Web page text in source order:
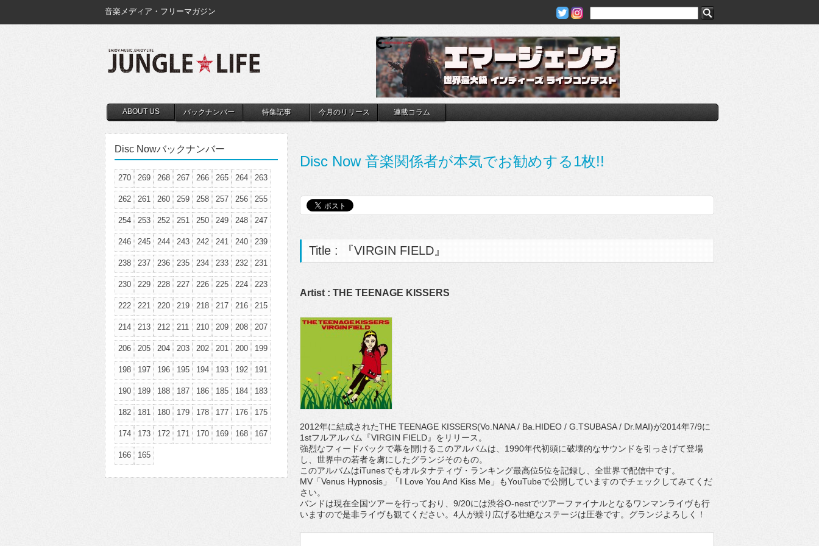
音楽メディア・フリーマガジン
ABOUT US バックナンバー 特集記事 今月のリリース 連載コラム
Disc Now 音楽関係者が本気でお勧めする1枚!!
Title : 『VIRGIN FIELD』
Artist : THE TEENAGE KISSERS
2012年に結成されたTHE TEENAGE KISSERS(Vo.NANA / Ba.HIDEO / G.TSUBASA / Dr.MAI)が2014年7/9に
1stフルアルバム『VIRGIN FIELD』をリリース。
強烈なフィードバックで幕を開けるこのアルバムは、1990年代初頭に破壊的なサウンドを引っさげて登場
し、世界中の若者を虜にしたグランジそのもの。
このアルバムはiTunesでもオルタナティヴ・ランキング最高位5位を記録し、全世界で配信中です。
MV「Venus Hypnosis」「I Love You And Kiss Me」もYouTubeで公開していますのでチェックしてみてくだ
さい。
バンドは現在全国ツアーを行っており、9/20には渋谷O-nestでツアーファイナルとなるワンマンライヴも行
いますので是非ライヴも観てください。4人が繰り広げる壮絶なステージは圧巻です。グランジよろしく！
Disc Nowバックナンバー
270 269 268 267 266 265 264 263
262 261 260 259 258 257 256 255
254 253 252 251 250 249 248 247
246 245 244 243 242 241 240 239
238 237 236 235 234 233 232 231
230 229 228 227 226 225 224 223
222 221 220 219 218 217 216 215
214 213 212 211 210 209 208 207
206 205 204 203 202 201 200 199
198 197 196 195 194 193 192 191
190 189 188 187 186 185 184 183
182 181 180 179 178 177 176 175
174 173 172 171 170 169 168 167
166 165